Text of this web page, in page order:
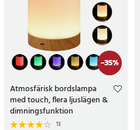
-35%
Atmosfärisk bordslampa
med touch, flera ljuslägen &
dimningsfunktion
13